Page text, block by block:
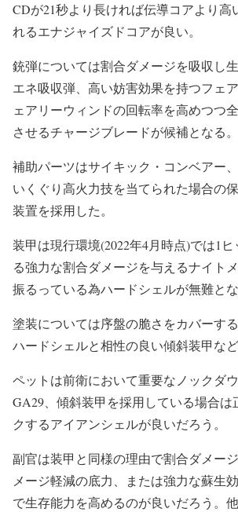
CDが21秒より長ければ伝導コアより高
れるエナジャイズドコアが良い。
銃弾については割合ダメージを吸収し
エネ吸収弾、高い妨害効果を持つフェ
ェアリーウィンドの回転率を高めつつ
させるチャージブレードが候補となる。
補助パーツはサイキック・コンベアー
いくぐり高火力技を当てられた場合の
装置を採用した。
装甲は現行環境(2022年4月時点)では1ヒ
る強力な割合ダメージを与えるナイト
振るっている為ハードシェルが無難とな
塗装については序盤の脆さをカバーす
ハードシェルと相性の良い傾斜装甲など
ペットは前衛において重要なノックダ
GA29、傾斜装甲を採用している場合は
クするアイアンシェルが良いだろう。
副官は装甲と同様の理由で割合ダメー
メージ軽減の底力、または強力な蘇生
で生存能力を高めるのが良いだろう。